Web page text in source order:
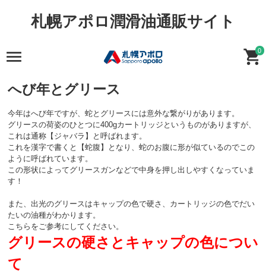
札幌アポロ潤滑油通販サイト
0
へび年とグリース
今年はへび年ですが、蛇とグリースには意外な繋がりがあります。
グリースの荷姿のひとつに400gカートリッジというものがありますが、
これは通称【ジャバラ】と呼ばれます。
これを漢字で書くと【蛇腹】となり、蛇のお腹に形が似ているのでこの
ように呼ばれています。
この形状によってグリースガンなどで中身を押し出しやすくなっていま
す！
また、出光のグリースはキャップの色で硬さ、カートリッジの色でだい
たいの油種がわかります。
こちらをご参考にしてください。
グリースの硬さとキャップの色につい
て